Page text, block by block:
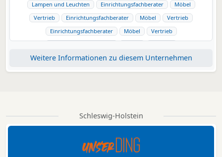
Lampen und Leuchten
Einrichtungsfachberater
Möbel
Vertrieb
Einrichtungsfachberater Möbel
Vertrieb
Einrichtungsfachberater
Möbel
Vertrieb
Einrichtungsfachberater
Möbel Vertrieb
Weitere Informationen zu diesem Unternehmen
Schleswig-Holstein